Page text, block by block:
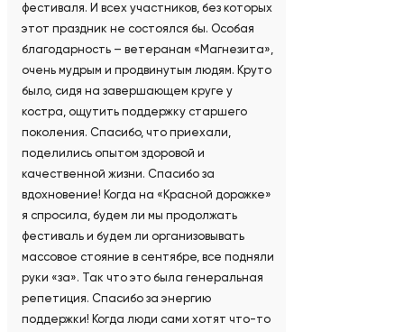
фестиваля. И всех участников, без которых
этот праздник не состоялся бы. Особая
благодарность – ветеранам «Магнезита»,
очень мудрым и продвинутым людям. Круто
было, сидя на завершающем круге у
костра, ощутить поддержку старшего
поколения. Спасибо, что приехали,
поделились опытом здоровой и
качественной жизни. Спасибо за
вдохновение! Когда на «Красной дорожке»
я спросила, будем ли мы продолжать
фестиваль и будем ли организовывать
массовое стояние в сентябре, все подняли
руки «за». Так что это была генеральная
репетиция. Спасибо за энергию
поддержки! Когда люди сами хотят что-то